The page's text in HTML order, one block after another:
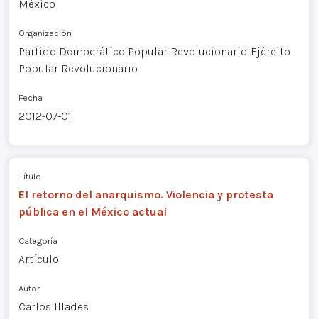
México
Organización
Partido Democrático Popular Revolucionario-Ejército
Popular Revolucionario
Fecha
2012-07-01
Título
El retorno del anarquismo. Violencia y protesta
pública en el México actual
Categoría
Artículo
Autor
Carlos Illades